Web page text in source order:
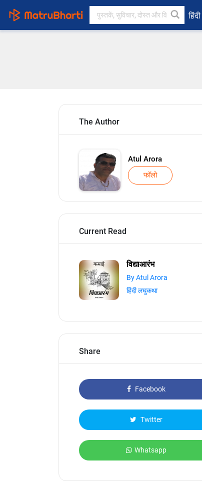
हिंदी
The Author
Atul Arora
फॉलो
Current Read
विद्याआरंभ
By Atul Arora
हिंदी लघुकथा
Share
Facebook
Twitter
Whatsapp